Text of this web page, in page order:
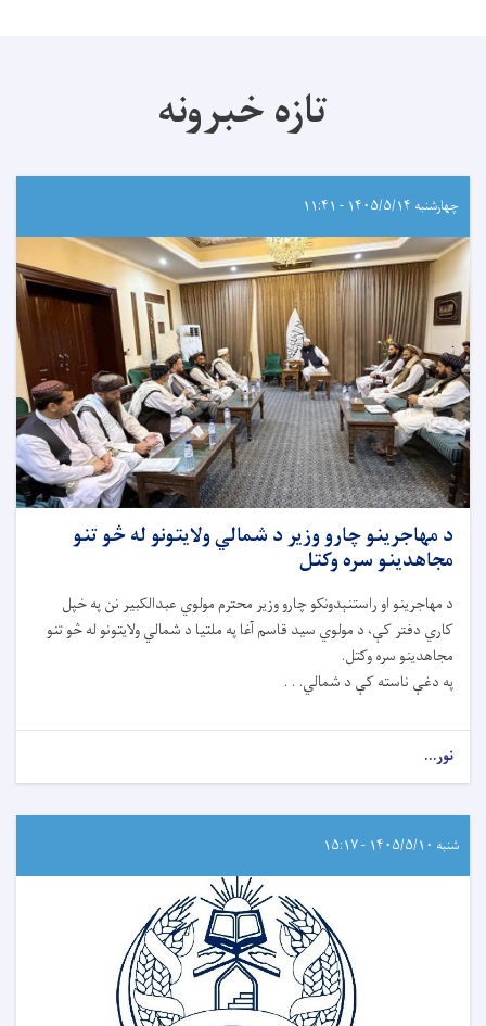
تازه خبرونه
چهارشنبه ۱۴۰۵/۵/۱۴ - ۱۱:۴۱
د مهاجرینو چارو وزیر د شمالي ولایتونو له څو تنو
مجاهدینو سره وکتل
د مهاجرینو او راستنېدونکو چارو وزیر محترم مولوي عبدالکبیر نن په خپل
کاري دفتر کې، د مولوي سید قاسم آغا په ملتیا د شمالي ولایتونو له څو تنو
مجاهدینو سره وکتل.
په دغې ناسته کې د شمالي. . .
نور...
شنبه ۱۴۰۵/۵/۱۰ - ۱۵:۱۷